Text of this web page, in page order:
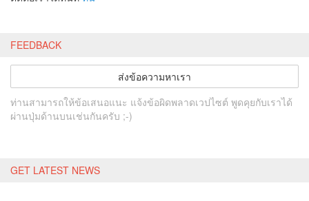
FEEDBACK
ส่งข้อความหาเรา
ท่านสามารถให้ข้อเสนอแนะ แจ้งข้อผิดพลาดเวปไซต์ พูดคุยกับเราได้
ผ่านปุ่มด้านบนเช่นกันครับ ;-)
GET LATEST NEWS